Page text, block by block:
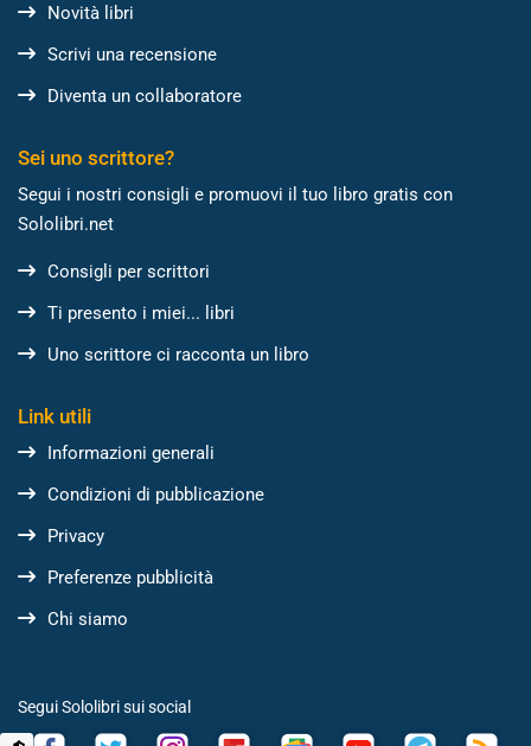
Novità libri
Scrivi una recensione
Diventa un collaboratore
Sei uno scrittore?
Segui i nostri consigli e promuovi il tuo libro gratis con
Sololibri.net
Consigli per scrittori
Ti presento i miei... libri
Uno scrittore ci racconta un libro
Link utili
Informazioni generali
Condizioni di pubblicazione
Privacy
Preferenze pubblicità
Chi siamo
Segui Sololibri sui social